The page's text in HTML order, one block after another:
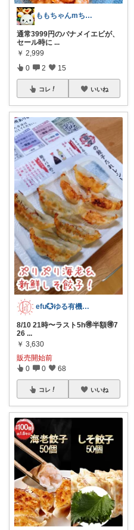
ももちゃんmちゃん
通常3999円のバナメイエビが、
セール時に ...
￥ 2,999
0 2 15
コレ いいね
efu💮ゆる有機・無添加＆キッズ💮
8/10 21時〜ラスト5h🉐半額🉐7
26 ...
￥ 3,630
販売開始前
0 0 68
コレ いいね